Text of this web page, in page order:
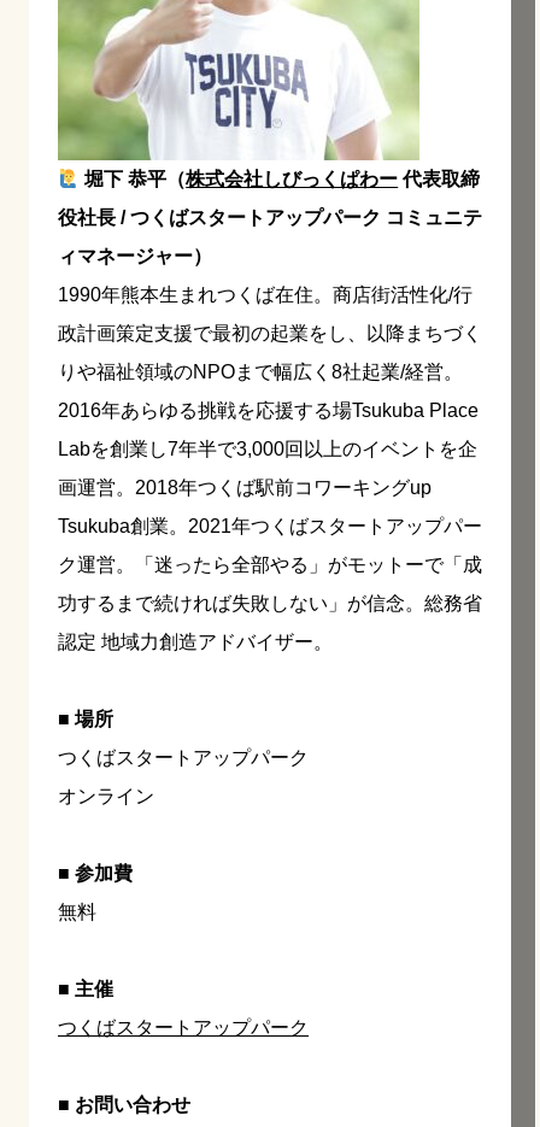
堀下 恭平（株式会社しびっくぱわー代表取締
役社長 / つくばスタートアップパーク コミュニテ
ィマネージャー）
1990年熊本生まれつくば在住。商店街活性化/行
政計画策定支援で最初の起業をし、以降まちづく
りや福祉領域のNPOまで幅広く8社起業/経営。
2016年あらゆる挑戦を応援する場Tsukuba Place
Labを創業し7年半で3,000回以上のイベントを企
画運営。2018年つくば駅前コワーキングup
Tsukuba創業。2021年つくばスタートアップパー
ク運営。「迷ったら全部やる」がモットーで「成
功するまで続ければ失敗しない」が信念。総務省
認定 地域力創造アドバイザー。
■ 場所
つくばスタートアップパーク
オンライン
■ 参加費
無料
■ 主催
つくばスタートアップパーク
■ お問い合わせ